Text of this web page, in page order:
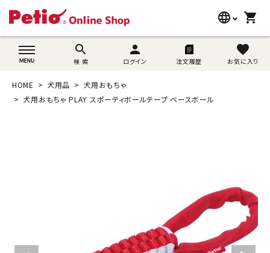
language
wovn-lang-name
shopping_cart
search
検 索
person
ログイン 注文履歴
favorite
お気に入り
search
猫用品
HOME 犬用品
犬用おもちゃ
犬用おもちゃ PLAY スポーティボールテープ ベースボール